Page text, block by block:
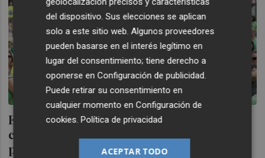
Educación y sindicatos se dan un respiro
con la pausa de la huelga, pero dejan
pendiente el grueso del acuerdo
del dispositivo. Sus elecciones se aplican
solo a este sitio web. Algunos proveedores
pueden basarse en el interés legítimo en
lugar del consentimiento; tiene derecho a
oponerse enConfiguración de publicidad.
Puede retirar su consentimiento en
cualquier momento enConfiguración de
cookies.Política de privacidad
ACEPTAR TODO